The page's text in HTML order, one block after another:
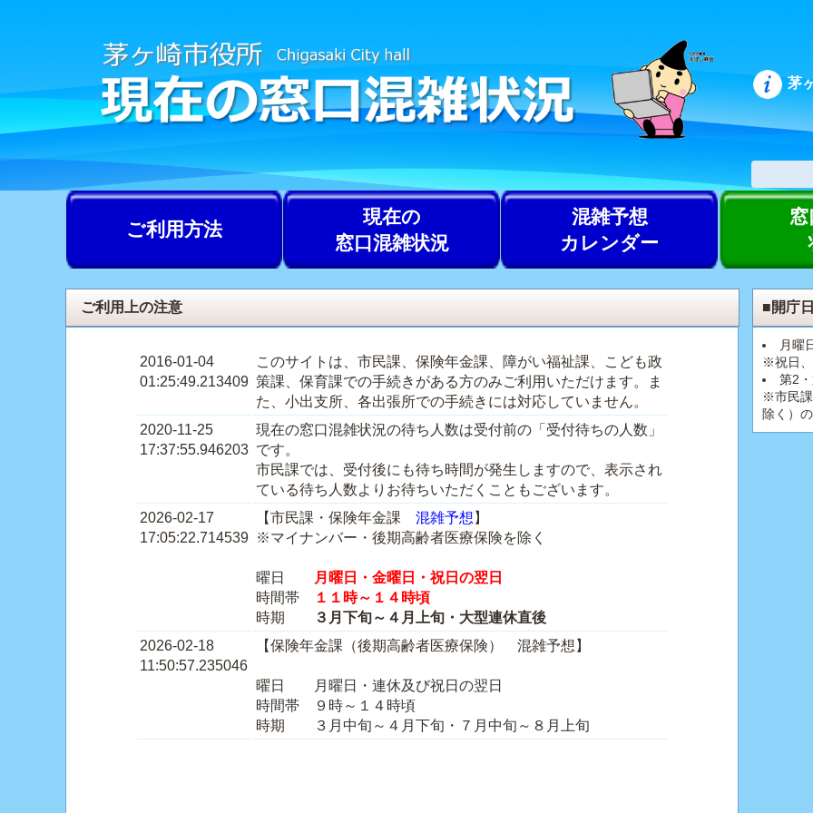
茅
ご利用方法
現在の
窓口混雑状況
混雑予想
カレンダー
窓
ご利用上の注意
2016-01-04
01:25:49.213409
このサイトは、市民課、保険年金課、障がい福祉課、こども政
策課、保育課での手続きがある方のみご利用いただけます。ま
た、小出支所、各出張所での手続きには対応していません。
2020-11-25
17:37:55.946203
現在の窓口混雑状況の待ち人数は受付前の「受付待ちの人数」
です。
市民課では、受付後にも待ち時間が発生しますので、表示され
ている待ち人数よりお待ちいただくこともございます。
2026-02-17
17:05:22.714539
【市民課・保険年金課 混雑予想 】
※マイナンバー・後期高齢者医療保険を除く
曜日
月曜日・金曜日・祝日の翌日
時間帯
１１時～１４時頃
時期
３月下旬～４月上旬・大型連休直後
2026-02-18
11:50:57.235046
【保険年金課（後期高齢者医療保険） 混雑予想】
曜日 月曜日・連休及び祝日の翌日
時間帯 ９時～１４時頃
時期 ３月中旬～４月下旬・７月中旬～８月上旬
■開庁
月曜
※祝日
第2
※市民課
除く）